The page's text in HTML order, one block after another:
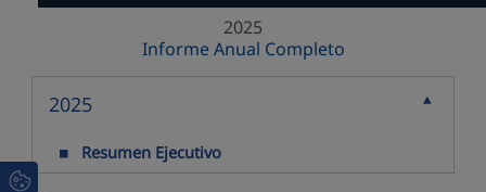
2025
Informe Anual Completo
2025
Resumen Ejecutivo